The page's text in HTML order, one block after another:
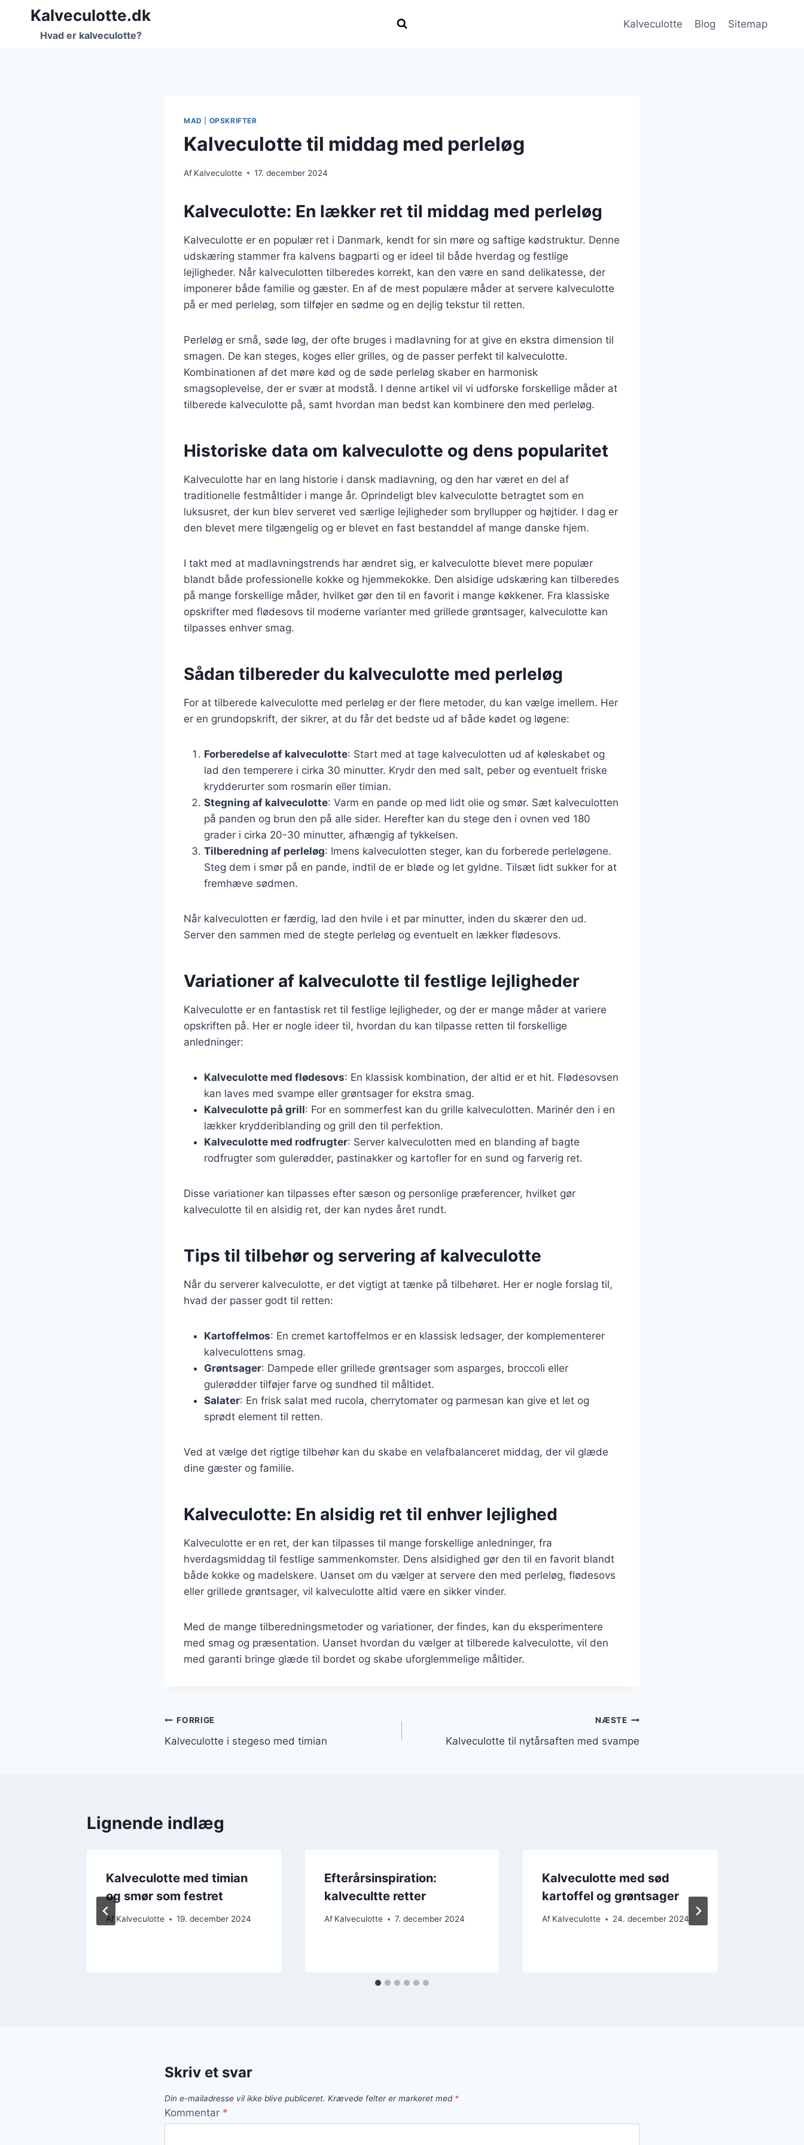
FortsætKalveculotte.dk
Hvad er kalveculotte?
Kalveculotte Blog Sitemap
MAD OPSKRIFTER
Kalveculotte til middag med perleløg
Af Kalveculotte 17. december 2024
Kalveculotte: En lækker ret til middag med perleløg
Kalveculotte er en populær ret i Danmark, kendt for sin møre og saftige kødstruktur. Denne
udskæring stammer fra kalvens bagparti og er ideel til både hverdag og festlige
lejligheder. Når kalveculotten tilberedes korrekt, kan den være en sand delikatesse, der
imponerer både familie og gæster. En af de mest populære måder at servere kalveculotte
på er med perleløg, som tilføjer en sødme og en dejlig tekstur til retten.
Perleløg er små, søde løg, der ofte bruges i madlavning for at give en ekstra dimension til
smagen. De kan steges, koges eller grilles, og de passer perfekt til kalveculotte.
Kombinationen af det møre kød og de søde perleløg skaber en harmonisk
smagsoplevelse, der er svær at modstå. I denne artikel vil vi udforske forskellige måder at
tilberede kalveculotte på, samt hvordan man bedst kan kombinere den med perleløg.
Historiske data om kalveculotte og dens popularitet
Kalveculotte har en lang historie i dansk madlavning, og den har været en del af
traditionelle festmåltider i mange år. Oprindeligt blev kalveculotte betragtet som en
luksusret, der kun blev serveret ved særlige lejligheder som bryllupper og højtider. I dag er
den blevet mere tilgængelig og er blevet en fast bestanddel af mange danske hjem.
I takt med at madlavningstrends har ændret sig, er kalveculotte blevet mere populær
blandt både professionelle kokke og hjemmekokke. Den alsidige udskæring kan tilberedes
på mange forskellige måder, hvilket gør den til en favorit i mange køkkener. Fra klassiske
opskrifter med flødesovs til moderne varianter med grillede grøntsager, kalveculotte kan
tilpasses enhver smag.
Sådan tilbereder du kalveculotte med perleløg
For at tilberede kalveculotte med perleløg er der flere metoder, du kan vælge imellem. Her
er en grundopskrift, der sikrer, at du får det bedste ud af både kødet og løgene:
Forberedelse af kalveculotte: Start med at tage kalveculotten ud af køleskabet og
lad den temperere i cirka 30 minutter. Krydr den med salt, peber og eventuelt friske
krydderurter som rosmarin eller timian.
Stegning af kalveculotte: Varm en pande op med lidt olie og smør. Sæt kalveculotten
på panden og brun den på alle sider. Herefter kan du stege den i ovnen ved 180
grader i cirka 20-30 minutter, afhængig af tykkelsen.
Tilberedning af perleløg: Imens kalveculotten steger, kan du forberede perleløgene.
Steg dem i smør på en pande, indtil de er bløde og let gyldne. Tilsæt lidt sukker for at
fremhæve sødmen.
Når kalveculotten er færdig, lad den hvile i et par minutter, inden du skærer den ud.
Server den sammen med de stegte perleløg og eventuelt en lækker flødesovs.
Variationer af kalveculotte til festlige lejligheder
Kalveculotte er en fantastisk ret til festlige lejligheder, og der er mange måder at variere
opskriften på. Her er nogle ideer til, hvordan du kan tilpasse retten til forskellige
anledninger:
Kalveculotte med flødesovs: En klassisk kombination, der altid er et hit. Flødesovsen
kan laves med svampe eller grøntsager for ekstra smag.
Kalveculotte på grill: For en sommerfest kan du grille kalveculotten. Marinér den i en
lækker krydderiblanding og grill den til perfektion.
Kalveculotte med rodfrugter: Server kalveculotten med en blanding af bagte
rodfrugter som gulerødder, pastinakker og kartofler for en sund og farverig ret.
Disse variationer kan tilpasses efter sæson og personlige præferencer, hvilket gør
kalveculotte til en alsidig ret, der kan nydes året rundt.
Tips til tilbehør og servering af kalveculotte
Når du serverer kalveculotte, er det vigtigt at tænke på tilbehøret. Her er nogle forslag til,
hvad der passer godt til retten:
Kartoffelmos: En cremet kartoffelmos er en klassisk ledsager, der komplementerer
kalveculottens smag.
Grøntsager: Dampede eller grillede grøntsager som asparges, broccoli eller
gulerødder tilføjer farve og sundhed til måltidet.
Salater: En frisk salat med rucola, cherrytomater og parmesan kan give et let og
sprødt element til retten.
Ved at vælge det rigtige tilbehør kan du skabe en velafbalanceret middag, der vil glæde
dine gæster og familie.
Kalveculotte: En alsidig ret til enhver lejlighed
Kalveculotte er en ret, der kan tilpasses til mange forskellige anledninger, fra
hverdagsmiddag til festlige sammenkomster. Dens alsidighed gør den til en favorit blandt
både kokke og madelskere. Uanset om du vælger at servere den med perleløg, flødesovs
eller grillede grøntsager, vil kalveculotte altid være en sikker vinder.
Med de mange tilberedningsmetoder og variationer, der findes, kan du eksperimentere
med smag og præsentation. Uanset hvordan du vælger at tilberede kalveculotte, vil den
med garanti bringe glæde til bordet og skabe uforglemmelige måltider.
Indlægsnavigation
FORRIGE
Kalveculotte i stegeso med timian
NÆSTE
Kalveculotte til nytårsaften med svampe
Lignende indlæg
Kalveculotte med timian
og smør som festret
Af Kalveculotte 19. december 2024
Efterårsinspiration:
kalvecultte retter
Af Kalveculotte 7. december 2024
Kalveculotte med sød
kartoffel og grøntsager
Af Kalveculotte 24. december 2024
Skriv et svar
Din e-mailadresse vil ikke blive publiceret. Krævede felter er markeret med *
Kommentar *